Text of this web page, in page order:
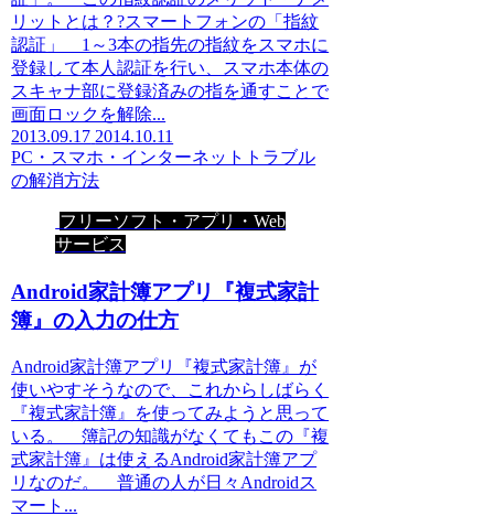
リットとは？?スマートフォンの「指紋
認証」 1～3本の指先の指紋をスマホに
登録して本人認証を行い、スマホ本体の
スキャナ部に登録済みの指を通すことで
画面ロックを解除...
2013.09.17 2014.10.11
PC・スマホ・インターネットトラブル
の解消方法
フリーソフト・アプリ・Web
サービス
Android家計簿アプリ『複式家計
簿』の入力の仕方
Android家計簿アプリ『複式家計簿』が
使いやすそうなので、これからしばらく
『複式家計簿』を使ってみようと思って
いる。 簿記の知識がなくてもこの『複
式家計簿』は使えるAndroid家計簿アプ
リなのだ。 普通の人が日々Androidス
マート...